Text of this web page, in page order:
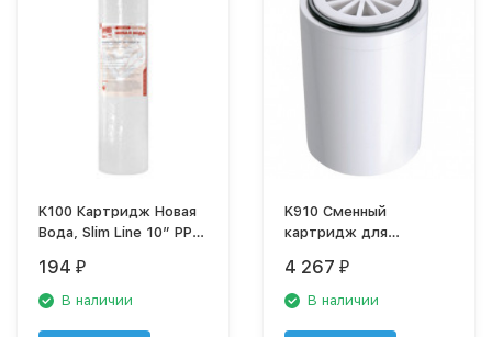
K100 Картридж Новая
Вода, Slim Line 10” PP
холодной воды, 5 мкм,
К100
194 ₽
В наличии
K910 Сменный
картридж для
К910
4 267 ₽
В наличии